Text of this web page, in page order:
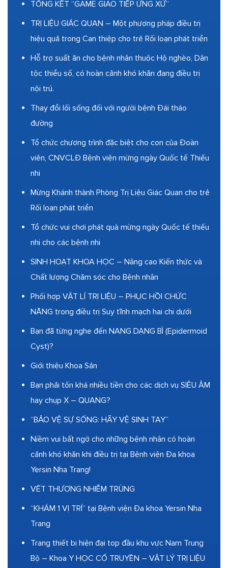
TỔNG KẾT “GAME GIAO TIẾP ỨNG XỬ”
TRỊ LIỆU GIÁC QUAN – Một phương pháp điều trị
hiệu quả trong Can thiệp cho trẻ Rối loạn phát triển
Hỗ trợ suất ăn cho bệnh nhân thuộc Hộ nghèo, Dân
tộc thiểu số, có hoàn cảnh khó khăn đang điều trị
nội trú.
Thay đổi lối sống đối với người bệnh Đái tháo
đường
Tổ chức chương trình đặc biệt cho con của Đoàn
viên, CNVCLĐ Bệnh viện mừng ngày Quốc tế Thiếu
nhi
Mừng Khánh thành Phòng Trị Liệu Giác Quan cho trẻ
Rối loạn phát triển
Tổ chức vui chơi phát quà mừng ngày Quốc tế thiếu
nhi cho các bệnh nhi
SINH HOẠT KHOA HỌC – Nâng cao Kiến thức và
Chất lượng Chăm sóc cho Bệnh nhân
Phối hợp VẬT LÍ TRỊ LIỆU – PHỤC HỒI CHỨC
NĂNG trong điều trị Suy tĩnh mạch hai chi dưới
Bạn đã từng nghe đến NANG DẠNG BÌ (Epidermoid
Cyst)?
Giới thiệu Khoa Sản
Bạn phải tốn khá nhiều tiền cho các dịch vụ SIÊU ÂM
hay chụp X – QUANG?
“BẢO VỆ SỰ SỐNG: HÃY VỆ SINH TAY”
Niềm vui bất ngờ cho những bệnh nhân có hoàn
cảnh khó khăn khi điều trị tại Bệnh viện Đa khoa
Yersin Nha Trang!
VẾT THƯƠNG NHIỄM TRÙNG
“KHÁM 1 VỊ TRÍ” tại Bệnh viện Đa khoa Yersin Nha
Trang
Trang thiết bị hiện đại top đầu khu vực Nam Trung
Bộ – Khoa Y HỌC CỔ TRUYỀN – VẬT LÝ TRỊ LIỆU